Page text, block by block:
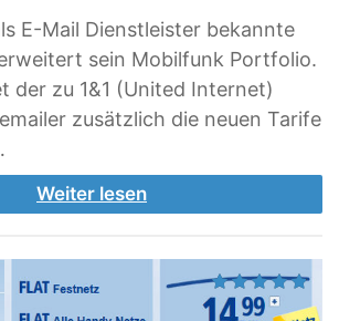
E-Mail Dienstleister bekannte
sein Mobilfunk Portfolio.
der zu 1&1 (United Internet)
zusätzlich die neuen Tarife
Weiter lesen